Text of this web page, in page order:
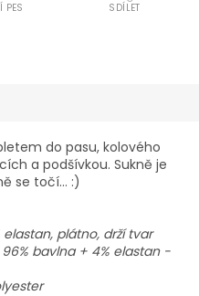
PES SDÍLET
do pasu, kolového
a podšívkou. Sukně je
se točí… :)
plátno, drží tvar
bavlna + 4% elastan -